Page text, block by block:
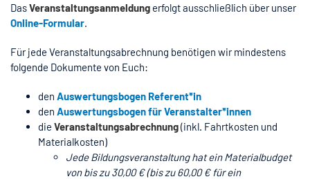
DasVeranstaltungsanmeldung erfolgt ausschließlich über unser
Online-Formular.
Für jede Veranstaltungsabrechnung benötigen wir mindestens
folgende Dokumente von Euch:
den Auswertungsbogen Referent*in
den Auswertungsbogen für Veranstalter*innen
die Veranstaltungsabrechnung(inkl. Fahrtkosten und
Materialkosten)
Jede Bildungsveranstaltung hat ein Materialbudget
von bis zu 30,00 € (bis zu 60,00 € für ein